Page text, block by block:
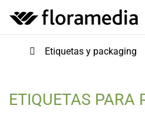
Etiquetas y packaging
ETIQUETAS PARA